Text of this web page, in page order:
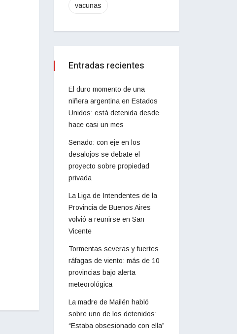
vacunas
Entradas recientes
El duro momento de una
niñera argentina en Estados
Unidos: está detenida desde
hace casi un mes
Senado: con eje en los
desalojos se debate el
proyecto sobre propiedad
privada
La Liga de Intendentes de la
Provincia de Buenos Aires
volvió a reunirse en San
Vicente
Tormentas severas y fuertes
ráfagas de viento: más de 10
provincias bajo alerta
meteorológica
La madre de Mailén habló
sobre uno de los detenidos:
“Estaba obsesionado con ella”